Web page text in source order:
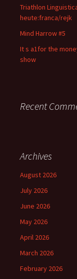
Triathlon
heute:franca/rejk
Mind Harrow #5
It s a1for the
show
Recent
Archives
August 2026
July 2026
June 2026
May 2026
April 2026
March 2026
February 2026